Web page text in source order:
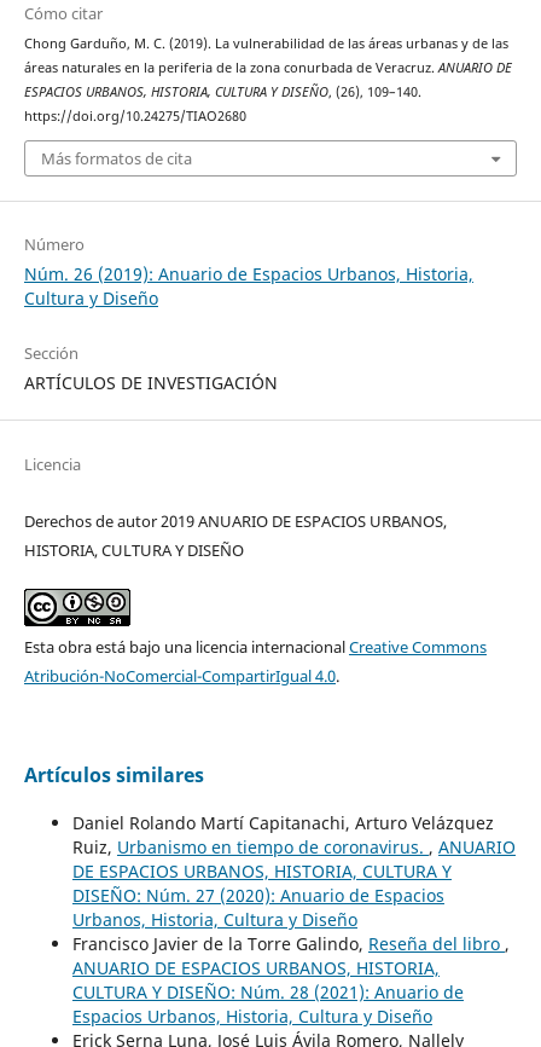
Cómo citar
Chong Garduño, M. C. (2019). La vulnerabilidad de las áreas urbanas y de las
áreas naturales en la periferia de la zona conurbada de Veracruz.ANUARIO DE
ESPACIOS URBANOS, HISTORIA, CULTURA Y DISEÑO, (26), 109–140.
https://doi.org/10.24275/TIAO2680
Más formatos de cita
Número
Núm. 26 (2019): Anuario de Espacios Urbanos, Historia,
Cultura y Diseño
Sección
ARTÍCULOS DE INVESTIGACIÓN
Licencia
Derechos de autor 2019 ANUARIO DE ESPACIOS URBANOS,
HISTORIA, CULTURA Y DISEÑO
Esta obra está bajo una licencia internacionalCreative Commons
Atribución-NoComercial-CompartirIgual 4.0.
Artículos similares
Daniel Rolando Martí Capitanachi, Arturo Velázquez
Ruiz, Urbanismo en tiempo de coronavirus. , ANUARIO
DE ESPACIOS URBANOS, HISTORIA, CULTURA Y
DISEÑO: Núm. 27 (2020): Anuario de Espacios
Urbanos, Historia, Cultura y Diseño
Francisco Javier de la Torre Galindo, Reseña del libro ,
ANUARIO DE ESPACIOS URBANOS, HISTORIA,
CULTURA Y DISEÑO: Núm. 28 (2021): Anuario de
Espacios Urbanos, Historia, Cultura y Diseño
Erick Serna Luna, José Luis Ávila Romero, Nallely